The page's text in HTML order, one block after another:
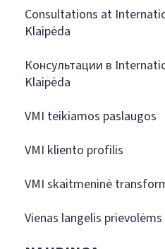
Consultations at
Klaipėda
Консультации в
Klaipėda
VMI teikiamos paslaugos
VMI kliento profilis
VMI skaitmeninė
Vienas langelis